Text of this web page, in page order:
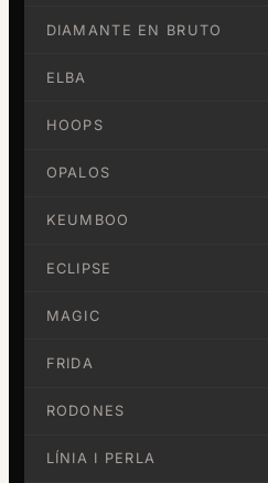
DIAMANTE EN BRUTO
ELBA
HOOPS
OPALOS
KEUMBOO
ECLIPSE
MAGIC
FRIDA
RODONES
LÍNIA I PERLA